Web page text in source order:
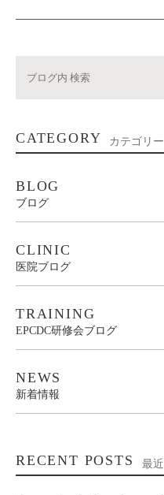
CATEGORY カテゴリー
BLOG
ブログ
CLINIC
医院ブログ
TRAINING
EPCDC研修会ブログ
NEWS
新着情報
RECENT POSTS 最